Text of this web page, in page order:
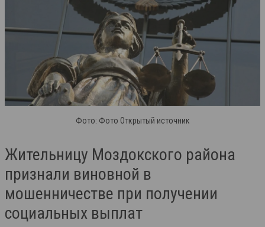
Фото: Фото Открытый источник
Жительницу Моздокского района
признали виновной в
мошенничестве при получении
социальных выплат